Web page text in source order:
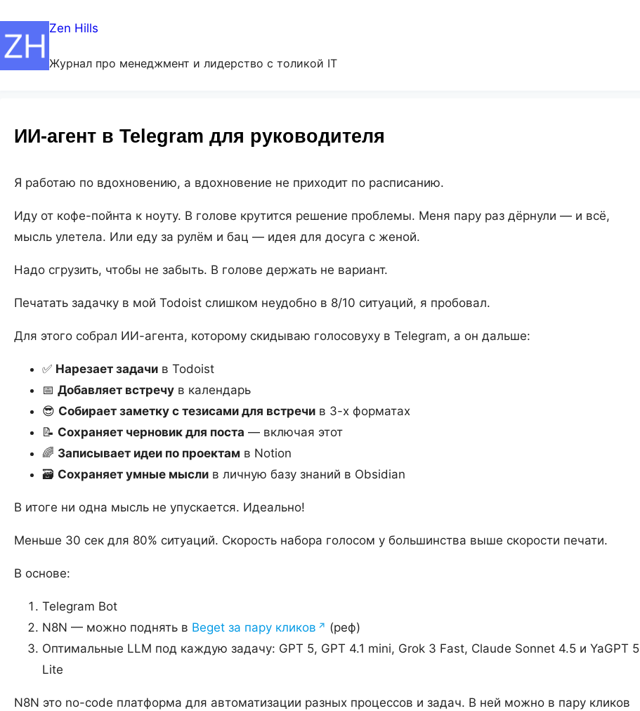
Zen Hills
Журнал про менеджмент и лидерство с толикой IT
ИИ-агент в Telegram для руководителя
Я работаю по вдохновению, а вдохновение не приходит по расписанию.
Иду от кофе-пойнта к ноуту. В голове крутится решение проблемы. Меня пару раз дёрнули — и всё,
мысль улетела. Или еду за рулём и бац — идея для досуга с женой.
Надо сгрузить, чтобы не забыть. В голове держать не вариант.
Печатать задачку в мой Todoist слишком неудобно в 8/10 ситуаций, я пробовал.
Для этого собрал ИИ-агента, которому скидываю голосовуху в Telegram, а он дальше:
✅ Нарезает задачи в Todoist
📅 Добавляет встречу в календарь
😎 Собирает заметку с тезисами для встречи в 3-х форматах
📝 Сохраняет черновик для поста — включая этот
🌈 Записывает идеи по проектам в Notion
🗃️ Сохраняет умные мысли в личную базу знаний в Obsidian
В итоге ни одна мысль не упускается. Идеально!
Меньше 30 сек для 80% ситуаций. Скорость набора голосом у большинства выше скорости печати.
В основе:
Telegram Bot
N8N — можно поднять в Beget за пару кликов
(реф)
Оптимальные LLM под каждую задачу: GPT 5, GPT 4.1 mini, Grok 3 Fast, Claude Sonnet 4.5 и YaGPT 5
Lite
N8N это no-code платформа для автоматизации разных процессов и задач. В ней можно в пару кликов